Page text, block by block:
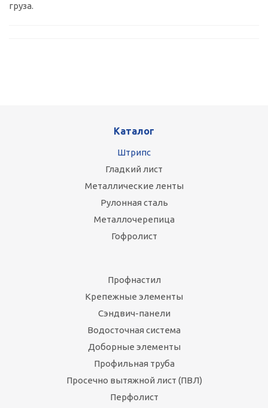
груза.
Каталог
Штрипс
Гладкий лист
Металлические ленты
Рулонная сталь
Металлочерепица
Гофролист
Профнастил
Крепежные элементы
Сэндвич-панели
Водосточная система
Доборные элементы
Профильная труба
Просечно вытяжной лист (ПВЛ)
Перфолист